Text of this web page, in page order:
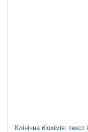
Клінічна біохімія: текст і